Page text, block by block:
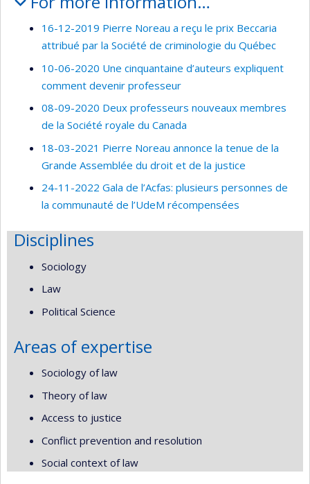
16-12-2019 Pierre Noreau a reçu le prix Beccaria
attribué par la Société de criminologie du Québec
10-06-2020 Une cinquantaine d’auteurs expliquent
comment devenir professeur
08-09-2020 Deux professeurs nouveaux membres
de la Société royale du Canada
18-03-2021 Pierre Noreau annonce la tenue de la
Grande Assemblée du droit et de la justice
24-11-2022 Gala de l’Acfas: plusieurs personnes de
la communauté de l’UdeM récompensées
Disciplines
Sociology
Law
Political Science
Areas of expertise
Sociology of law
Theory of law
Access to justice
Conflict prevention and resolution
Social context of law